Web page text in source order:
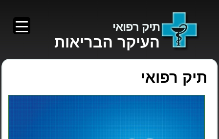
תיק רפואי
העיקר הבריאות
תיק רפואי